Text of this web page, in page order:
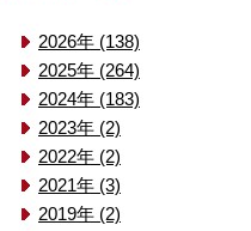
2026年 (138)
2025年 (264)
2024年 (183)
2023年 (2)
2022年 (2)
2021年 (3)
2019年 (2)